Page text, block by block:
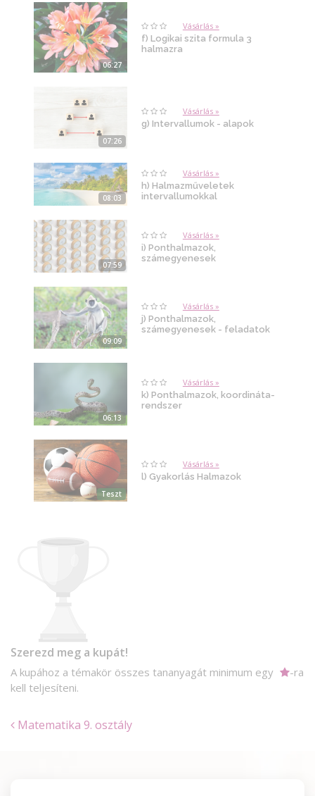
06:27
Vásárlás »
f) Logikai szita formula 3
halmazra
07:26
Vásárlás »
g) Intervallumok - alapok
08:03
Vásárlás »
h) Halmazműveletek
intervallumokkal
07:59
Vásárlás »
i) Ponthalmazok,
számegyenesek
09:09
Vásárlás »
j) Ponthalmazok,
számegyenesek - feladatok
06:13
Vásárlás »
k) Ponthalmazok, koordináta-
rendszer
Teszt
Vásárlás »
l) Gyakorlás Halmazok
Szerezd meg a kupát!
A kupához a témakör összes tananyagát minimum egy
-ra
kell teljesíteni.
Matematika 9. osztály